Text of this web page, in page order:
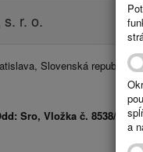
r. o.
Slovenská republika
Sro, Vložka č. 8538/B
a